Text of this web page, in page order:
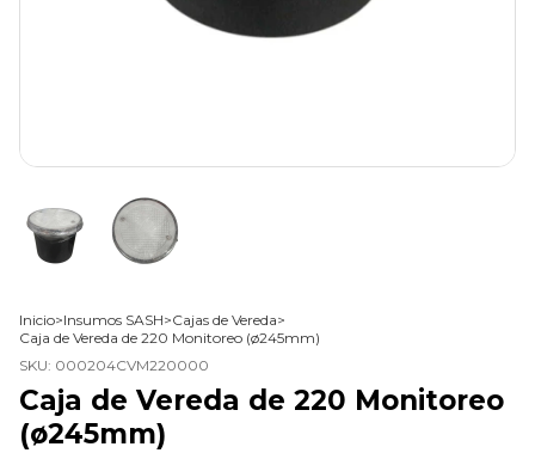
Inicio>Insumos SASH>Cajas de Vereda>
Caja de Vereda de 220 Monitoreo (ø245mm)
SKU: 000204CVM220000
Caja de Vereda de 220 Monitoreo
(ø245mm)